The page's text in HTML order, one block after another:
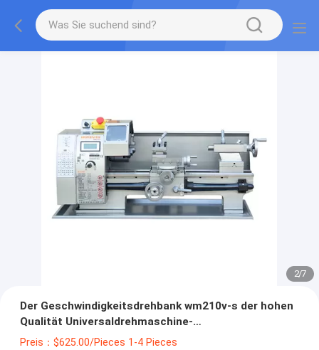
2/7
Der Geschwindigkeitsdrehbank wm210v-s der hohen
Qualität Universaldrehmaschine-
Maschinenhersteller der variablen Bankdrehbank
Preis：$625.00/Pieces 1-4 Pieces